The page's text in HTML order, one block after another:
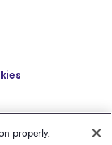
properly.